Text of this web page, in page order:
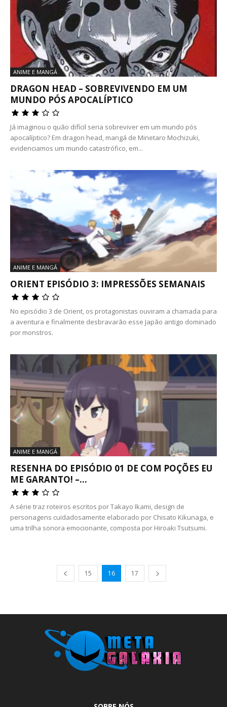
ANIME E MANGÁ
DRAGON HEAD – SOBREVIVENDO EM UM
MUNDO PÓS APOCALÍPTICO
Já imaginou o quão difícil seria sobreviver em um mundo pós
apocalíptico? Em dragon head, mangá de Minetaro Mochizuki,
evidenciamos um mundo catastrófico, em...
ANIME E MANGÁ
ORIENT EPISÓDIO 3: IMPRESSÕES SEMANAIS
No episódio 3 de Orient, os protagonistas ouviram a chamada para
a aventura e finalmente desbravarão esse Japão antigo dominado
por monstros.
ANIME E MANGÁ
RESENHA DO EPISÓDIO 01 DE COM POÇÕES EU
ME GARANTO! –...
A série traz roteiros escritos por Takayo Ikami, design de
personagens cuidadosamente elaborado por Chisato Kikunaga, e
uma trilha sonora emocionante, composta por Hiroaki Tsutsumi.
15 16 17